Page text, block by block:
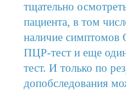
тщательно
пациента, в том
наличие симптомов
ПЦР-тест и еще
тест. И только по
допобследования